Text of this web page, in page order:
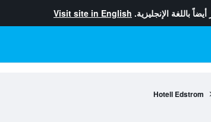
باللغة الإنجليزية. Visit site in English
Hotell Edstrom